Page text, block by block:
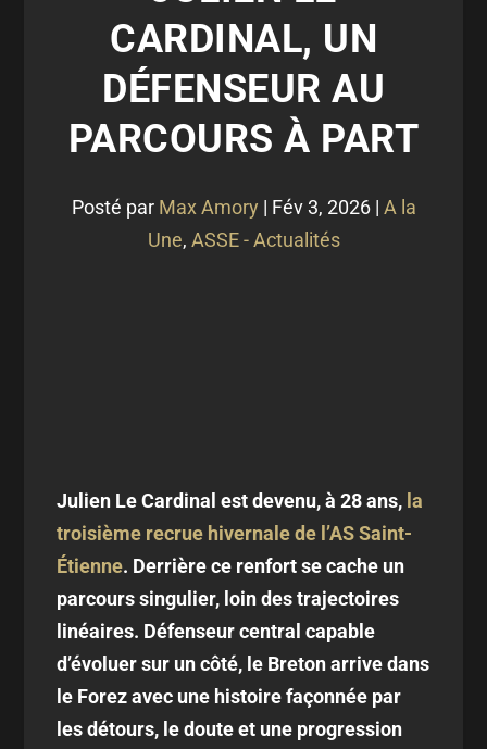
CARDINAL, UN
DÉFENSEUR AU
PARCOURS À PART
Posté par Max Amory | Fév 3, 2026| A la
Une, ASSE - Actualités
Julien Le Cardinal est devenu, à 28 ans, la
troisième recrue hivernale de l’AS Saint-
Étienne. Derrière ce renfort se cache un
parcours singulier, loin des trajectoires
linéaires. Défenseur central capable
d’évoluer sur un côté, le Breton arrive dans
le Forez avec une histoire façonnée par
les détours, le doute et une progression